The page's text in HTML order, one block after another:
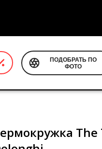
ПОДОБРАТЬ ПО
ФОТО
The